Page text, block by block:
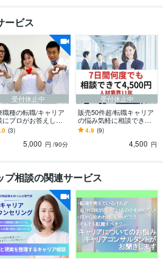
ービス
受付休止中
職種の転職/キャリア
にプロがお答えしま
売50件超☆医療転職
11年/国家資格/親身に
(3)
5,000 円 /90分
受付休止中
販売50件超/転職キャリア
の悩み気軽に相談できま
す 評価5.0☆気楽なチャッ
ト相談/7日間無制限/転職
4.9 (9)
4,500 円
相談の関連サービス